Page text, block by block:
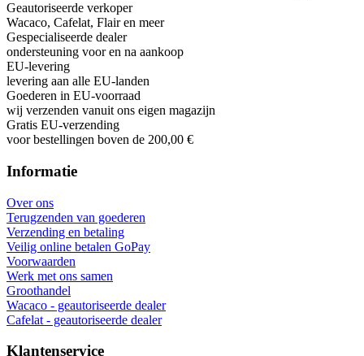
Geautoriseerde verkoper
Wacaco, Cafelat, Flair en meer
Gespecialiseerde dealer
ondersteuning voor en na aankoop
EU-levering
levering aan alle EU-landen
Goederen in EU-voorraad
wij verzenden vanuit ons eigen magazijn
Gratis EU-verzending
voor bestellingen boven de 200,00 €
Informatie
Over ons
Terugzenden van goederen
Verzending en betaling
Veilig online betalen GoPay
Voorwaarden
Werk met ons samen
Groothandel
Wacaco - geautoriseerde dealer
Cafelat - geautoriseerde dealer
Klantenservice